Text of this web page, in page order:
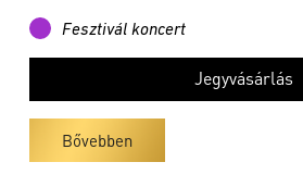
Fesztivál koncert
Jegyvásárlás
Bővebben